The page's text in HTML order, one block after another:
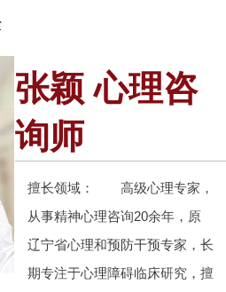
张颖 心理咨
询师
擅长领域： 高级心理专家，
从事精神心理咨询20余年，原
辽宁省心理和预防干预专家，长
期专注于心理障碍临床研究，擅